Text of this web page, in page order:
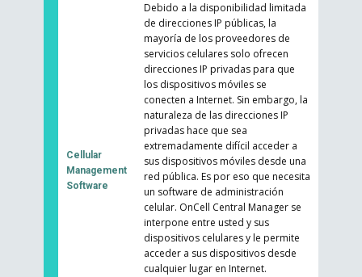
Debido a la disponibilidad limitada
de direcciones IP públicas, la
mayoría de los proveedores de
servicios celulares solo ofrecen
direcciones IP privadas para que
los dispositivos móviles se
conecten a Internet. Sin embargo, la
naturaleza de las direcciones IP
privadas hace que sea
extremadamente difícil acceder a
sus dispositivos móviles desde una
red pública. Es por eso que necesita
un software de administración
celular. OnCell Central Manager se
interpone entre usted y sus
dispositivos celulares y le permite
acceder a sus dispositivos desde
cualquier lugar en Internet.
Cellular
Management
Software